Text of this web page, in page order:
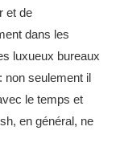
et de
dans les
luxueux bureaux
non seulement il
le temps et
en général, ne